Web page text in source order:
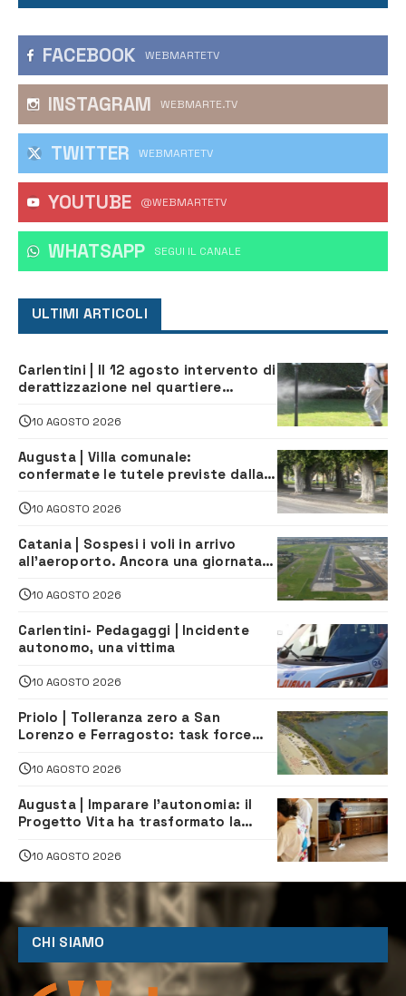
FACEBOOK WEBMARTETV
INSTAGRAM WEBMARTE.TV
TWITTER WEBMARTETV
YOUTUBE @WEBMARTETV
WHATSAPP ‎SEGUI IL CANALE
ULTIMI ARTICOLI
Carlentini | Il 12 agosto intervento di
derattizzazione nel quartiere
10 AGOSTO 2026
Augusta | Villa comunale:
confermate le tutele previste dalla
10 AGOSTO 2026
Catania | Sospesi i voli in arrivo
all’aeroporto. Ancora una giornata
10 AGOSTO 2026
Carlentini- Pedagaggi | Incidente
autonomo, una vittima
10 AGOSTO 2026
Priolo | Tolleranza zero a San
Lorenzo e Ferragosto: task force
navette gratuite
10 AGOSTO 2026
Augusta | Imparare l’autonomia: il
Progetto Vita ha trasformato la
indipendenza
10 AGOSTO 2026
CHI SIAMO